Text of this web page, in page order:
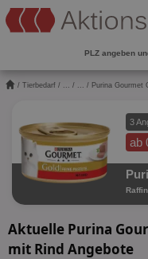
PLZ angeben
/ Tierbedarf / ... / ... / Purina Gourmet
3
ab
Aktuelle Purina
mit Rind Angebote